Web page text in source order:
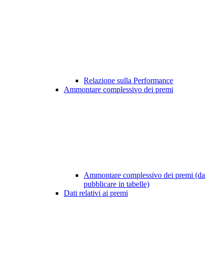
Relazione sulla Performance
Ammontare complessivo dei premi
Ammontare complessivo dei premi (da
pubblicare in tabelle)
Dati relativi ai premi